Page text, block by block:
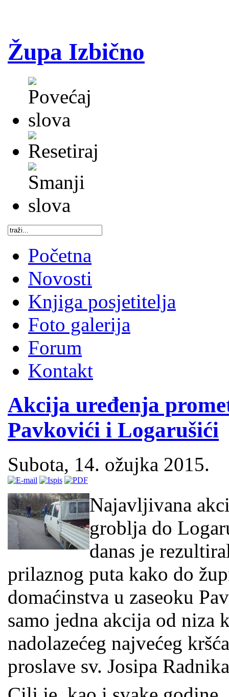
Župa Izbično
Početna
Novosti
Knjiga posjetitelja
Foto galerija
Forum
Kontakt
Akcija uređenja
Pavkovići i Logarušići
Subota, 14. ožujka 2015.
Najavljivana
groblja do
danas je
prilaznog puta kako do
domaćinstva u zaseoku
samo jedna akcija od niza
nadolazećeg najvećeg
proslave sv. Josipa